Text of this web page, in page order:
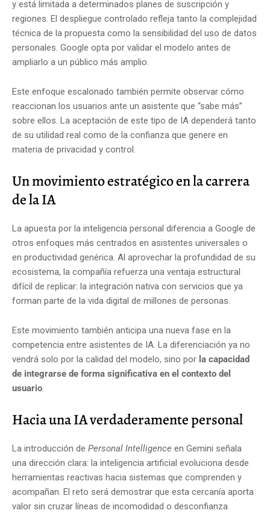
y está limitada a determinados planes de suscripción y
regiones. El despliegue controlado refleja tanto la complejidad
técnica de la propuesta como la sensibilidad del uso de datos
personales. Google opta por validar el modelo antes de
ampliarlo a un público más amplio.
Este enfoque escalonado también permite observar cómo
reaccionan los usuarios ante un asistente que “sabe más”
sobre ellos. La aceptación de este tipo de IA dependerá tanto
de su utilidad real como de la confianza que genere en
materia de privacidad y control.
Un movimiento estratégico en la carrera
de la IA
La apuesta por la inteligencia personal diferencia a Google de
otros enfoques más centrados en asistentes universales o
en productividad genérica. Al aprovechar la profundidad de su
ecosistema, la compañía refuerza una ventaja estructural
difícil de replicar: la integración nativa con servicios que ya
forman parte de la vida digital de millones de personas.
Este movimiento también anticipa una nueva fase en la
competencia entre asistentes de IA. La diferenciación ya no
vendrá solo por la calidad del modelo, sino por la capacidad
de integrarse de forma significativa en el contexto del
usuario.
Hacia una IA verdaderamente personal
La introducción de Personal Intelligence en Gemini señala
una dirección clara: la inteligencia artificial evoluciona desde
herramientas reactivas hacia sistemas que comprenden y
acompañan. El reto será demostrar que esta cercanía aporta
valor sin cruzar líneas de incomodidad o desconfianza.